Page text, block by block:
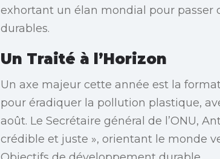
exhortant un élan mondial pour passer
durables.
Un Traité à l’Horizon
Un axe majeur cette année est la
pour éradiquer la pollution plastique,
août. Le Secrétaire général de l’ONU,
crédible et juste », orientant le monde